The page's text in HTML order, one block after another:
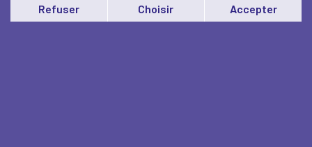
affiché..
Vous pouvez modifier votre choix à tout moment en
Refuser Choisir Accepter